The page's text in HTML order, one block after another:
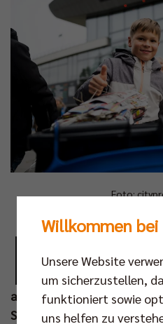
Foto:
D
ie BR Volleys und
diesem Herbst mit
auf das Thema
aufmerksam machen.
Spitzenspiel gegen den
Willkommen bei
Unsere Website
um sicherzustellen,
funktioniert sowie
uns helfen zu